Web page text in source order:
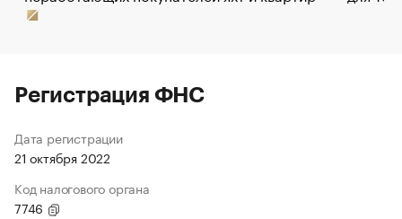
Регистрация ФНС
Дата регистрации
21 октября 2022
Код налогового органа
7746